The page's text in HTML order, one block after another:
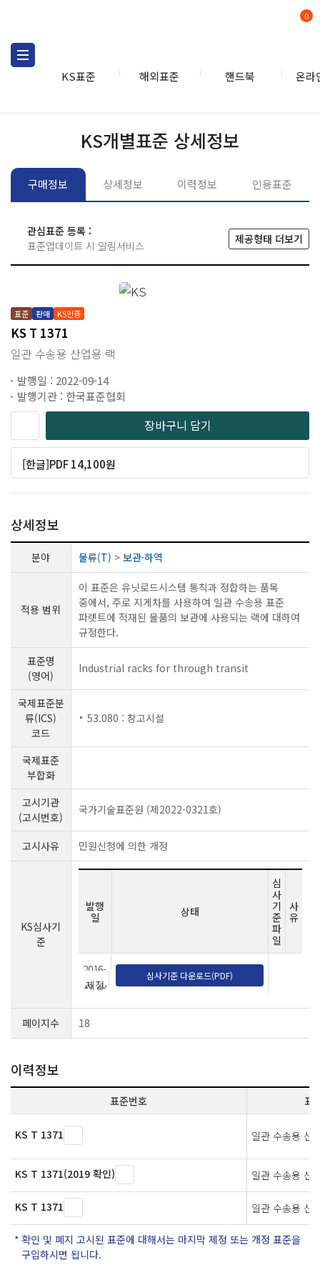
KS표준 해외표준 핸드북 온라
0
KS개별표준 상세정보
구매정보 상세정보 이력정보 인용표준
관심표준 등록 :
표준업데이트 시 알림서비스
제공형태 더보기
표준 판매 KS인증
KS T 1371
일관 수송용 산업용 랙
발행일 : 2022-09-14
발행기관 : 한국표준협회
장바구니 담기
[한글]PDF 14,100원
상세정보
분야 물류(T) > 보관·하역
적용 범위
이 표준은 유닛로드시스템 통칙과 정합하는 품목
중에서, 주로 지게차를 사용하여 일관 수송용 표준
파렛트에 적재된 물품의 보관에 사용되는 랙에 대하여
규정한다.
표준명
(영어)
Industrial racks for through transit
국제표준분
류(ICS)
코드
53.080 : 창고시설
국제표준
부합화
고시기관
(고시번호)
국가기술표준원 (제2022-0321호)
고시사유 민원신청에 의한 개정
KS심사기
준
발행
일
상태
심
사
기
준
파
일
사
유
2016-
10-20
제정
심사기준 다운로드(PDF)
페이지수 18
이력정보
표준번호 표
KS T 1371 일관 수송용 산
KS T 1371(2019 확인) 일관 수송용 산
KS T 1371 일관 수송용 산
확인 및 폐지 고시된 표준에 대해서는 마지막 제정 또는 개정 표준을
구입하시면 됩니다.